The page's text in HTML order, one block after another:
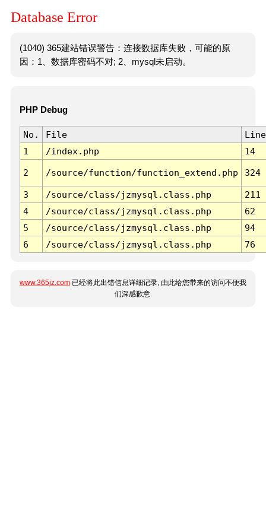
Database Error
(1040) 365建站错误警告：连接数据库失败，可能的原
因：1、数据库密码不对; 2、mysql未启动。
PHP Debug
No. File
Line
1
/index.php 14
2 /source/function/function_extend.php 324
3 /source/class/jzmysql.class.php
211
4
/source/class/jzmysql.class.php
62
5
/source/class/jzmysql.class.php
94
6
/source/class/jzmysql.class.php 76
www.365jz.com 已经将此出错信息详细记录, 由此给您带来的访问不便我
们深感歉意.